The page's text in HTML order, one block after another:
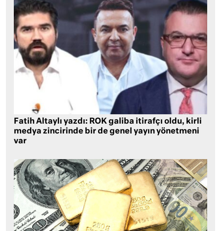
Fatih Altaylı yazdı: ROK galiba itirafçı oldu, kirli
medya zincirinde bir de genel yayın yönetmeni
var